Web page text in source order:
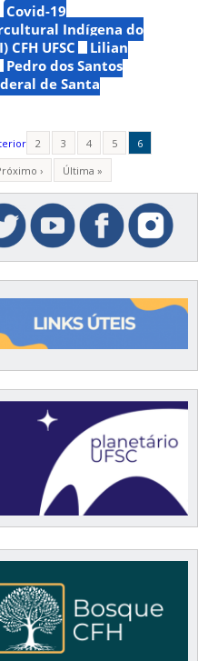
Covid-19
Indígena do
UFSC
Lilian
Pedro dos Santos
de Santa
2 3 4 5
6
› Última »